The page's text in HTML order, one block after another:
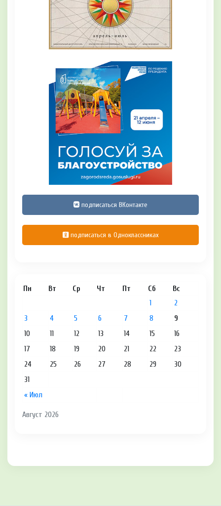
подписаться ВКонтакте
подписаться в Одноклассниках
Август 2026
Пн Вт Ср Чт Пт Сб Вс
« Июл
1
2
3
4 5 6 7 8
9
10
11 12 13 14 15
16
17
18 19 20 21 22
23
24
25 26 27 28 29
30
31